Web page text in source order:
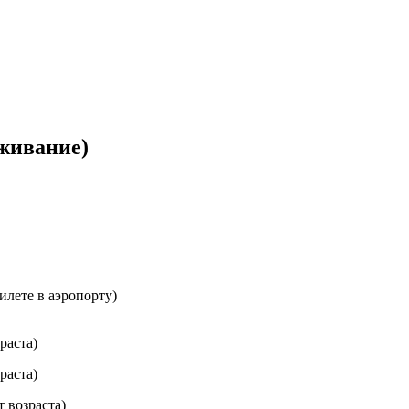
в аэропорту)
возраста)